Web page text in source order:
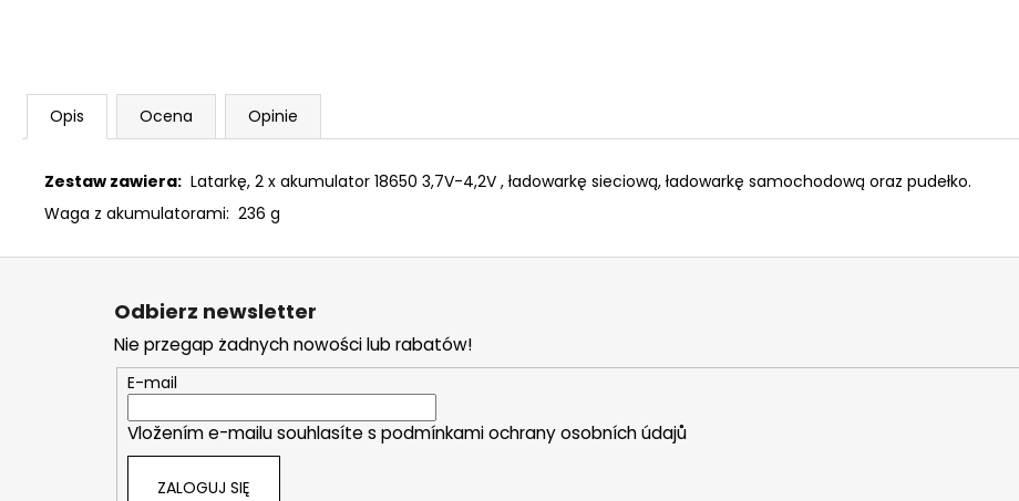
Opis Ocena Opinie
Zestaw zawiera: Latarkę, 2 x akumulator 18650 3,7V-4,2V , ładowarkę sieciową,ładowarkę samochodową oraz pudełko.
Waga z akumulatorami: 236 g
S
Odbierz newsletter
Nie przegap żadnych nowości lub rabatów!
E-mail
Vložením e-mailu souhlasíte s podmínkami ochrany osobních údajů
ZALOGUJ SIĘ